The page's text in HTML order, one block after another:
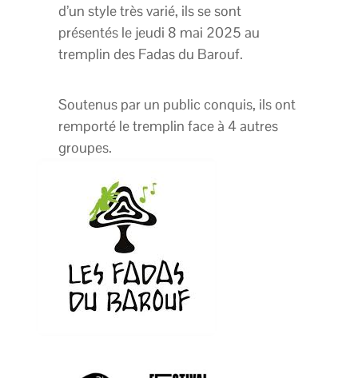
d’un style très varié, ils se sont
présentés le jeudi 8 mai 2025 au
tremplin des Fadas du Barouf.
Soutenus par un public conquis, ils ont
remporté le tremplin face à 4 autres
groupes.